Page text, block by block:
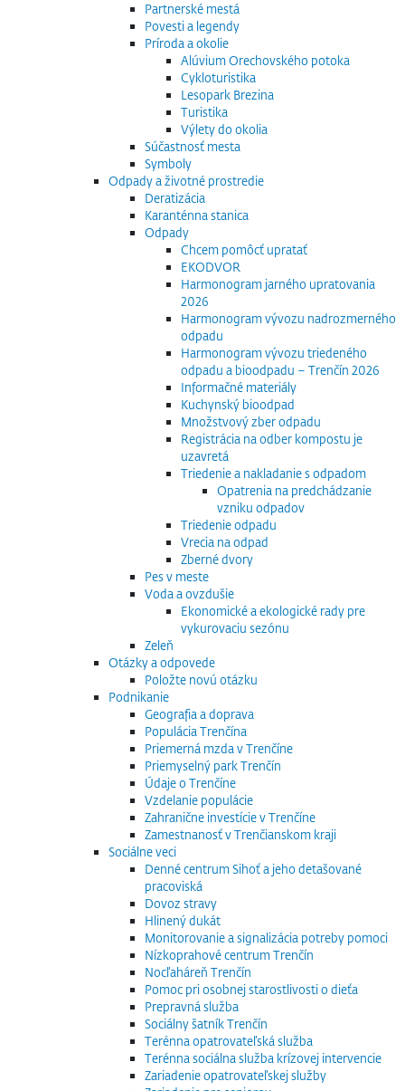
Partnerské mestá
Povesti a legendy
Príroda a okolie
Alúvium Orechovského potoka
Cykloturistika
Lesopark Brezina
Turistika
Výlety do okolia
Súčastnosť mesta
Symboly
Odpady a životné prostredie
Deratizácia
Karanténna stanica
Odpady
Chcem pomôcť upratať
EKODVOR
Harmonogram jarného upratovania
2026
Harmonogram vývozu nadrozmerného
odpadu
Harmonogram vývozu triedeného
odpadu a bioodpadu – Trenčín 2026
Informačné materiály
Kuchynský bioodpad
Množstvový zber odpadu
Registrácia na odber kompostu je
uzavretá
Triedenie a nakladanie s odpadom
Opatrenia na predchádzanie
vzniku odpadov
Triedenie odpadu
Vrecia na odpad
Zberné dvory
Pes v meste
Voda a ovzdušie
Ekonomické a ekologické rady pre
vykurovaciu sezónu
Zeleň
Otázky a odpovede
Položte novú otázku
Podnikanie
Geografia a doprava
Populácia Trenčína
Priemerná mzda v Trenčíne
Priemyselný park Trenčín
Údaje o Trenčíne
Vzdelanie populácie
Zahranične investície v Trenčíne
Zamestnanosť v Trenčianskom kraji
Sociálne veci
Denné centrum Sihoť a jeho detašované
pracoviská
Dovoz stravy
Hlinený dukát
Monitorovanie a signalizácia potreby pomoci
Nízkoprahové centrum Trenčín
Nocľaháreň Trenčín
Pomoc pri osobnej starostlivosti o dieťa
Prepravná služba
Sociálny šatník Trenčín
Terénna opatrovateľská služba
Terénna sociálna služba krízovej intervencie
Zariadenie opatrovateľskej služby